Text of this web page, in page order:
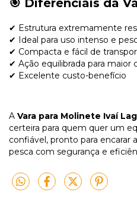
🎯 Diferenciais da
✔ Estrutura extremamente
✔ Ideal para uso intenso e
✔ Compacta e fácil de
✔ Ação equilibrada para maior
✔ Excelente custo-benefício
A Vara para Molinete Ivaí
certeira para quem quer um
confiável, pronto para encarar
pesca com segurança e